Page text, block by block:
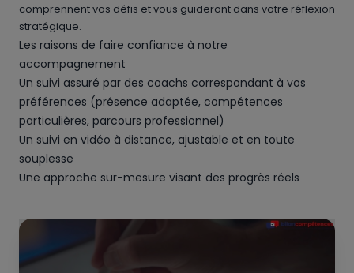
comprennent vos défis et vous guideront dans votre réflexion
stratégique.
Les raisons de faire confiance à notre
accompagnement
Un suivi assuré par des coachs correspondant à vos
préférences (présence adaptée, compétences
particulières, parcours professionnel)
Un suivi en vidéo à distance, ajustable et en toute
souplesse
Une approche sur-mesure visant des progrès réels